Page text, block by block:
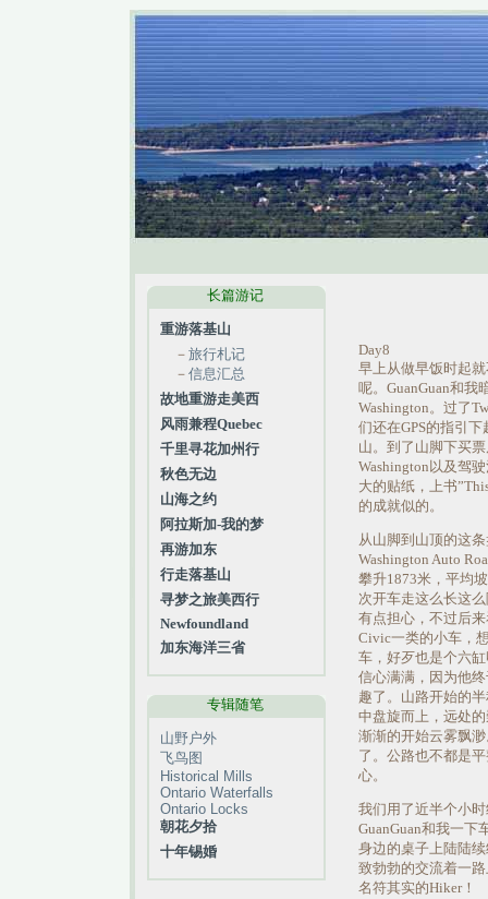
长篇游记
重游落基山
－ 旅行札记
－ 信息汇总
故地重游走美西
风雨兼程Quebec
千里寻花加州行
秋色无边
山海之约
阿拉斯加-我的梦
再游加东
行走落基山
寻梦之旅美西行
Newfoundland
加东海洋三省
专辑随笔
山野户外
飞鸟图
Historical Mills
Ontario Waterfalls
Ontario Locks
朝花夕拾
十年锡婚
Day8
早上从做早饭时起
呢。GuanGuan和
Washington。过了
们还在GPS的指引
山。到了山脚下买
Washington以及驾
大的贴纸，上书
的成就似的。
从山脚到山顶的这
Washington Auto
攀升1873米，平均
次开车走这么长这
有点担心，不过后
Civic一类的小车，
车，好歹也是个六
信心满满，因为他
趣了。山路开始的
中盘旋而上，远处
渐渐的开始云雾飘
了。公路也不都是
心。
我们用了近半个小
GuanGuan和我一下
身边的桌子上陆陆
致勃勃的交流着一
名符其实的Hiker！